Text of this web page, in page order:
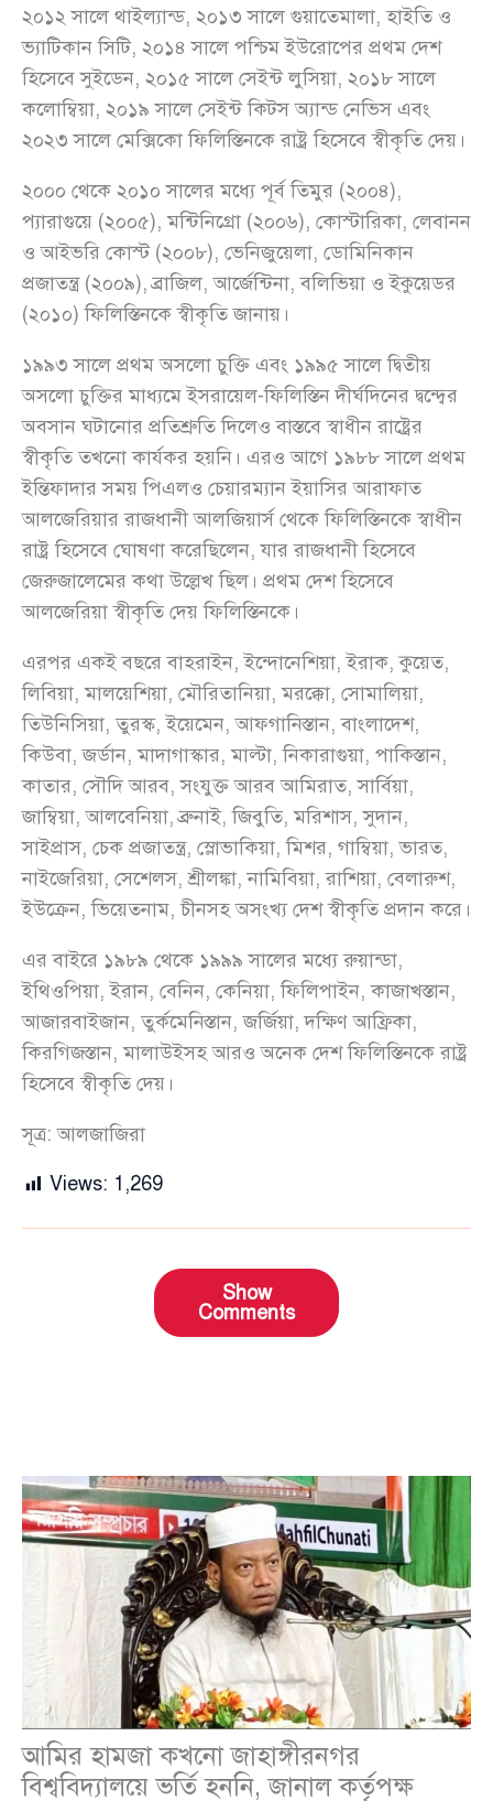
২০১২ সালে থাইল্যান্ড, ২০১৩ সালে গুয়াতেমালা, হাইতি ও
ভ্যাটিকান সিটি, ২০১৪ সালে পশ্চিম ইউরোপের প্রথম দেশ
হিসেবে সুইডেন, ২০১৫ সালে সেইন্ট লুসিয়া, ২০১৮ সালে
কলোম্বিয়া, ২০১৯ সালে সেইন্ট কিটস অ্যান্ড নেভিস এবং
২০২৩ সালে মেক্সিকো ফিলিস্তিনকে রাষ্ট্র হিসেবে স্বীকৃতি দেয়।
২০০০ থেকে ২০১০ সালের মধ্যে পূর্ব তিমুর (২০০৪),
প্যারাগুয়ে (২০০৫), মন্টিনিগ্রো (২০০৬), কোস্টারিকা, লেবানন
ও আইভরি কোস্ট (২০০৮), ভেনিজুয়েলা, ডোমিনিকান
প্রজাতন্ত্র (২০০৯), ব্রাজিল, আর্জেন্টিনা, বলিভিয়া ও ইকুয়েডর
(২০১০) ফিলিস্তিনকে স্বীকৃতি জানায়।
১৯৯৩ সালে প্রথম অসলো চুক্তি এবং ১৯৯৫ সালে দ্বিতীয়
অসলো চুক্তির মাধ্যমে ইসরায়েল-ফিলিস্তিন দীর্ঘদিনের দ্বন্দ্বের
অবসান ঘটানোর প্রতিশ্রুতি দিলেও বাস্তবে স্বাধীন রাষ্ট্রের
স্বীকৃতি তখনো কার্যকর হয়নি। এরও আগে ১৯৮৮ সালে প্রথম
ইন্তিফাদার সময় পিএলও চেয়ারম্যান ইয়াসির আরাফাত
আলজেরিয়ার রাজধানী আলজিয়ার্স থেকে ফিলিস্তিনকে স্বাধীন
রাষ্ট্র হিসেবে ঘোষণা করেছিলেন, যার রাজধানী হিসেবে
জেরুজালেমের কথা উল্লেখ ছিল। প্রথম দেশ হিসেবে
আলজেরিয়া স্বীকৃতি দেয় ফিলিস্তিনকে।
এরপর একই বছরে বাহরাইন, ইন্দোনেশিয়া, ইরাক, কুয়েত,
লিবিয়া, মালয়েশিয়া, মৌরিতানিয়া, মরক্কো, সোমালিয়া,
তিউনিসিয়া, তুরস্ক, ইয়েমেন, আফগানিস্তান, বাংলাদেশ,
কিউবা, জর্ডান, মাদাগাস্কার, মাল্টা, নিকারাগুয়া, পাকিস্তান,
কাতার, সৌদি আরব, সংযুক্ত আরব আমিরাত, সার্বিয়া,
জাম্বিয়া, আলবেনিয়া, ব্রুনাই, জিবুতি, মরিশাস, সুদান,
সাইপ্রাস, চেক প্রজাতন্ত্র, স্লোভাকিয়া, মিশর, গাম্বিয়া, ভারত,
নাইজেরিয়া, সেশেলস, শ্রীলঙ্কা, নামিবিয়া, রাশিয়া, বেলারুশ,
ইউক্রেন, ভিয়েতনাম, চীনসহ অসংখ্য দেশ স্বীকৃতি প্রদান করে।
এর বাইরে ১৯৮৯ থেকে ১৯৯৯ সালের মধ্যে রুয়ান্ডা,
ইথিওপিয়া, ইরান, বেনিন, কেনিয়া, ফিলিপাইন, কাজাখস্তান,
আজারবাইজান, তুর্কমেনিস্তান, জর্জিয়া, দক্ষিণ আফ্রিকা,
কিরগিজস্তান, মালাউইসহ আরও অনেক দেশ ফিলিস্তিনকে রাষ্ট্র
হিসেবে স্বীকৃতি দেয়।
সূত্র: আলজাজিরা
Views: 1,269
Show
Comments
আমির হামজা কখনো জাহাঙ্গীরনগর
বিশ্ববিদ্যালয়ে ভর্তি হননি, জানাল কর্তৃপক্ষ